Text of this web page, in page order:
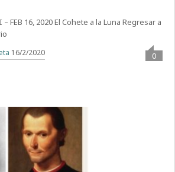
– FEB 16, 2020 El Cohete a la Luna Regresar a
16/2/2020 0